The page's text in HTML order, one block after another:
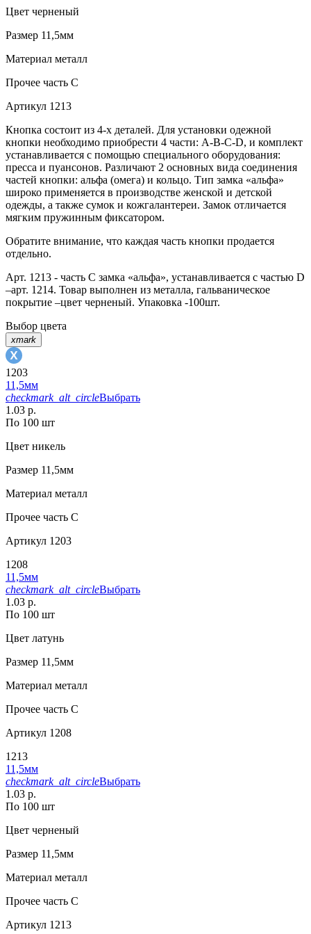
Цвет черненый
Размер 11,5мм
Материал металл
Прочее часть С
Артикул 1213
Кнопка состоит из 4-х деталей. Для установки одежной
кнопки необходимо приобрести 4 части: A-B-C-D, и комплект
устанавливается с помощью специального оборудования:
пресса и пуансонов. Различают 2 основных вида соединения
частей кнопки: альфа (омега) и кольцо. Тип замка «альфа»
широко применяется в производстве женской и детской
одежды, а также сумок и кожгалантереи. Замок отличается
мягким пружинным фиксатором.
Обратите внимание, что каждая часть кнопки продается
отдельно.
Арт. 1213 - часть С замка «альфа», устанавливается с частью D
–арт. 1214. Товар выполнен из металла, гальваническое
покрытие –цвет черненый. Упаковка -100шт.
Выбор цвета
xmark
1203
11,5мм
checkmark_alt_circleВыбрать
1.03 р.
По 100 шт
Цвет никель
Размер 11,5мм
Материал металл
Прочее часть С
Артикул 1203
1208
11,5мм
checkmark_alt_circleВыбрать
1.03 р.
По 100 шт
Цвет латунь
Размер 11,5мм
Материал металл
Прочее часть С
Артикул 1208
1213
11,5мм
checkmark_alt_circleВыбрать
1.03 р.
По 100 шт
Цвет черненый
Размер 11,5мм
Материал металл
Прочее часть С
Артикул 1213